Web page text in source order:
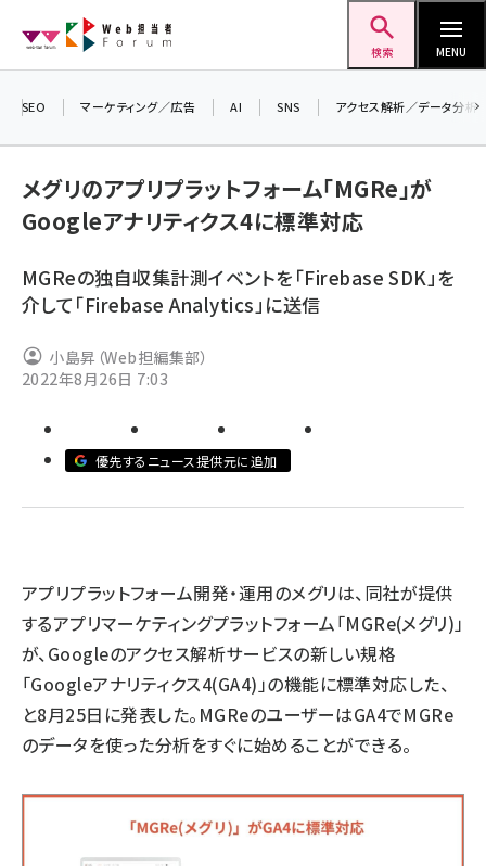
ン
検索 MENU
ai (2801)
note (2310)
z世代 (1620)
SEO マーケティング／広告 AI SNS アクセス解析／データ分析
メグリのアプリプラットフォーム「MGRe」が
Googleアナリティクス4に標準対応
MGReの独自収集計測イベントを「Firebase SDK」を
介して「Firebase Analytics」に送信
小島昇（Web担編集部）
2022年8月26日 7:03
優先するニュース提供元に追加
アプリプラットフォーム開発・運用のメグリは、同社が提供
するアプリマーケティングプラットフォーム「MGRe(メグリ)」
が、Googleのアクセス解析サービスの新しい規格
「Googleアナリティクス4(GA4)」の機能に標準対応した、
と8月25日に発表した。MGReのユーザーはGA4でMGRe
のデータを使った分析をすぐに始めることができる。